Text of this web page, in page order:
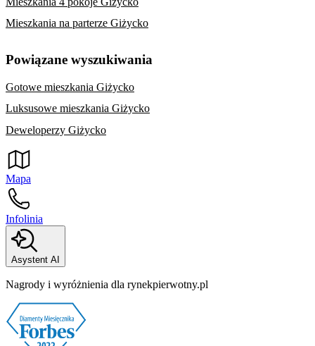
Mieszkania na parterze Giżycko
Powiązane wyszukiwania
Gotowe mieszkania Giżycko
Luksusowe mieszkania Giżycko
Deweloperzy Giżycko
Mapa
Infolinia
Asystent AI
Nagrody i wyróżnienia dla rynekpierwotny.pl